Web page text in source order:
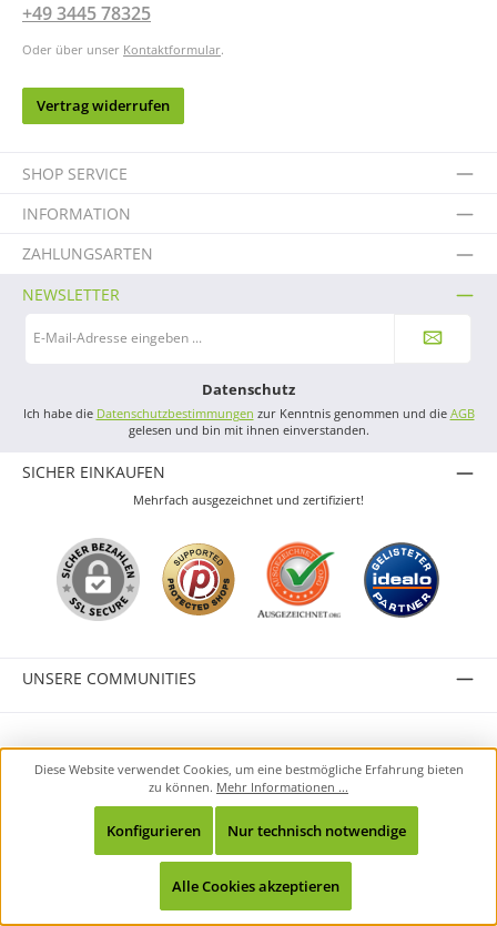
+49 3445 78325
Oder über unser Kontaktformular.
Vertrag widerrufen
SHOP SERVICE
INFORMATION
ZAHLUNGSARTEN
NEWSLETTER
Mail-
Datenschutz
Ich habe die Datenschutzbestimmungen zur Kenntnis genommen und die AGB
gelesen und bin mit ihnen einverstanden.
SICHER EINKAUFEN
Mehrfach ausgezeichnet und zertifiziert!
UNSERE COMMUNITIES
Alle Preise inkl. gesetzl. Mehrwertsteuer zzgl.Versandkostenund ggf.
Nachnahmegebühren, wenn nicht anders angegeben.
© 2026 durante GmbH - Alle Rechte vorbehalten.
Diese Website verwendet Cookies, um eine bestmögliche Erfahrung bieten
zu können. Mehr Informationen ...
Nur technisch notwendige
Konfigurieren
Alle Cookies akzeptieren